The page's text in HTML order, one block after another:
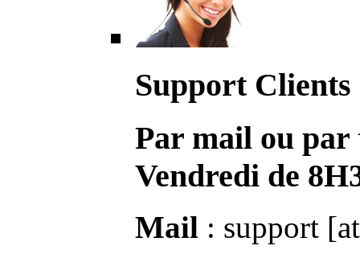
Support Clients
Par mail ou par
Vendredi de
Mail : support